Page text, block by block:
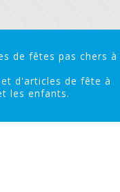
de fêtes pas chers à
d'articles de fête à
les enfants.